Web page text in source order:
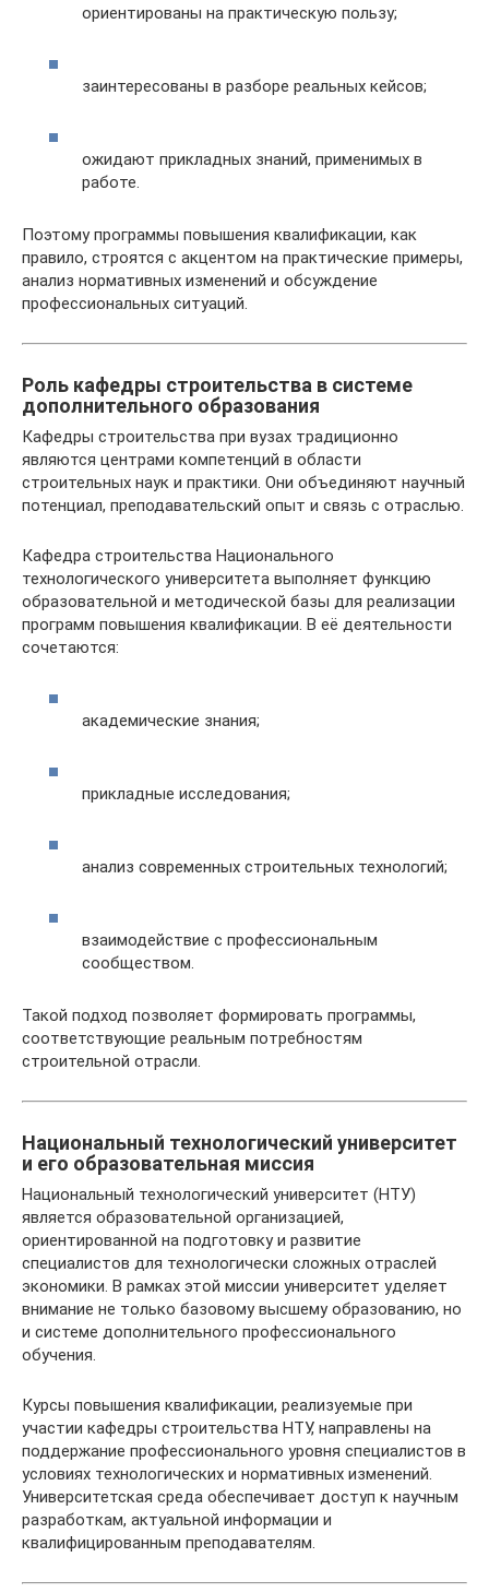
ориентированы на практическую пользу;
заинтересованы в разборе реальных кейсов;
ожидают прикладных знаний, применимых в
работе.
Поэтому программы повышения квалификации, как
правило, строятся с акцентом на практические примеры,
анализ нормативных изменений и обсуждение
профессиональных ситуаций.
Роль кафедры строительства в системе
дополнительного образования
Кафедры строительства при вузах традиционно
являются центрами компетенций в области
строительных наук и практики. Они объединяют научный
потенциал, преподавательский опыт и связь с отраслью.
Кафедра строительства Национального
технологического университета выполняет функцию
образовательной и методической базы для реализации
программ повышения квалификации. В её деятельности
сочетаются:
академические знания;
прикладные исследования;
анализ современных строительных технологий;
взаимодействие с профессиональным
сообществом.
Такой подход позволяет формировать программы,
соответствующие реальным потребностям
строительной отрасли.
Национальный технологический университет
и его образовательная миссия
Национальный технологический университет (НТУ)
является образовательной организацией,
ориентированной на подготовку и развитие
специалистов для технологически сложных отраслей
экономики. В рамках этой миссии университет уделяет
внимание не только базовому высшему образованию, но
и системе дополнительного профессионального
обучения.
Курсы повышения квалификации, реализуемые при
участии кафедры строительства НТУ, направлены на
поддержание профессионального уровня специалистов в
условиях технологических и нормативных изменений.
Университетская среда обеспечивает доступ к научным
разработкам, актуальной информации и
квалифицированным преподавателям.